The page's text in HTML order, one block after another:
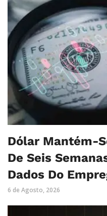
Dólar Mantém-
De Seis
Dados Do
6 de Agosto, 2026